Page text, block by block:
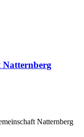
Natternberg
Natternberg